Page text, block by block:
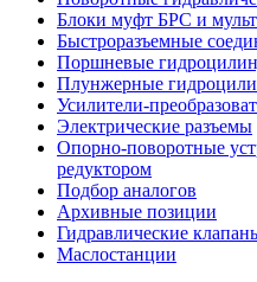
Блоки муфт БРС и
Быстроразъемные
Поршневые
Плунжерные
Усилители-
Электрические разъемы
Опорно-поворотные
редуктором
Подбор аналогов
Архивные позиции
Гидравлические
Маслостанции